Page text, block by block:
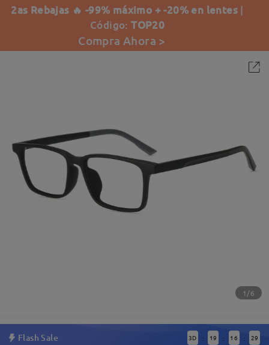
2as Rebajas 🔥 -99% máximo + -20% en lentes |
Código:TOP20
Compra Ahora >
1/6
Flash Sale 3D : 19 : 16 : 29